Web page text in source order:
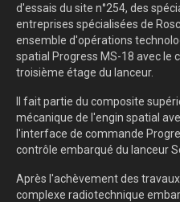
d'essais du site n°254, des
entreprises spécialisées de
ensemble d'opérations
spatial Progress MS-18 avec le
troisième étage du lanceur.
Il fait partie du composite
mécanique de l'engin spatial
l'interface de commande
contrôle embarqué du lanceur
Après l'achèvement des
complexe radiotechnique